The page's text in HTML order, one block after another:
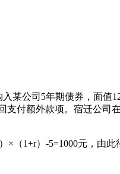
公司5年期债券，面值
付额外款项。宿迁公
（1+r）-5=1000元，由此